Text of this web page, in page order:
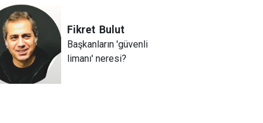
Fikret Bulut
Başkanların 'güvenli
limanı' neresi?